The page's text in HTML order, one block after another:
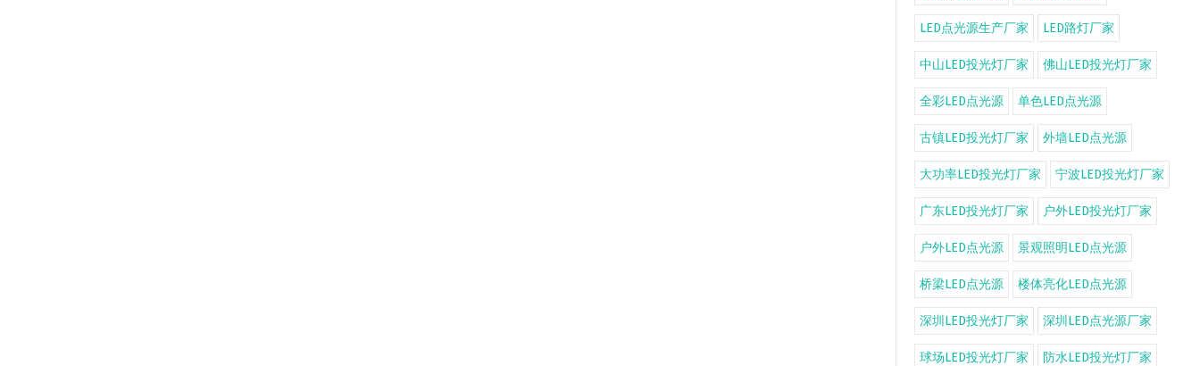
LED点光源生产厂家 LED路灯厂家
中山LED投光灯厂家 佛山LED投光灯厂家
全彩LED点光源 单色LED点光源
古镇LED投光灯厂家 外墙LED点光源
大功率LED投光灯厂家 宁波LED投光灯厂家
广东LED投光灯厂家 户外LED投光灯厂家
户外LED点光源 景观照明LED点光源
桥梁LED点光源 楼体亮化LED点光源
深圳LED投光灯厂家 深圳LED点光源厂家
球场LED投光灯厂家 防水LED投光灯厂家